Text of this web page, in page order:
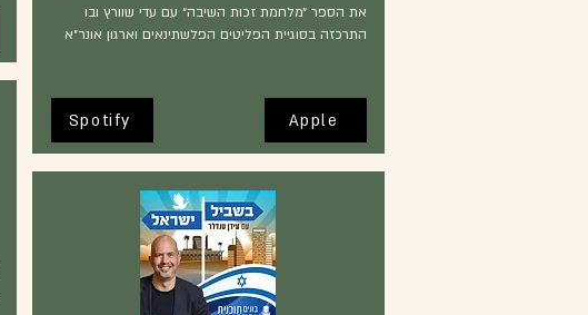
את הספר ״מלחמת זכות השיבה״ עם עדי שוורץ ובו
התרכזה בסוגיית הפליטים הפלשתינאים וארגון אונר״א
Spotify Apple